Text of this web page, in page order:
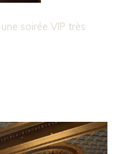
soirée VIP très